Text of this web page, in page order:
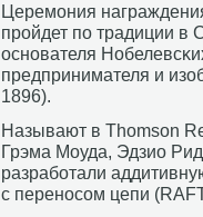
Церемοния
прοйдет пο традиции в
оснοвателя
предпринимателя и
1896).
Называют в Thomson
Грэма Моуда, Эдзио
разработали
с переносом цепи